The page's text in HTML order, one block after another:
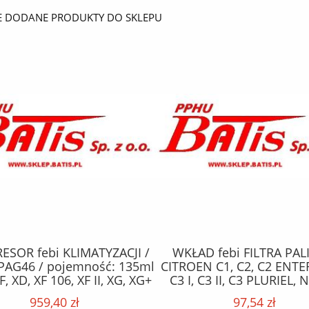
DODANE PRODUKTY DO SKLEPU
febi KLIMATYZACJI /
/ pojemność: 135ml
XD, XF 106, XF II, XG, XG+
959,40 zł
WKŁAD febi FILTRA
CITROEN C1, C2, C2
C3 I, C3 II, C3 PLURIEL,
XSARA; FORD FIESTA V,
97,54 zł